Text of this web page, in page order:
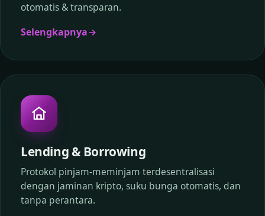
otomatis & transparan.
Selengkapnya
Lending & Borrowing
Protokol pinjam-meminjam terdesentralisasi
dengan jaminan kripto, suku bunga otomatis, dan
tanpa perantara.